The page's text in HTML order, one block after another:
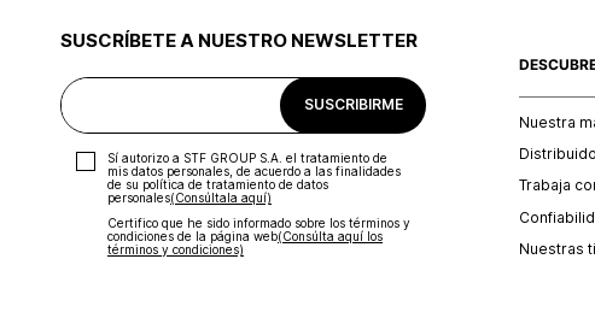
SUSCRÍBETE A NUESTRO NEWSLETTER
SUSCRIBIRME
Sí autorizo a STF GROUP S.A. el tratamiento de
mis datos personales, de acuerdo a las finalidades
de su política de tratamiento de datos
personales‎(Consúltala aquí)
Certifico que he sido informado sobre los términos y
condiciones de la página web‎(Consúlta aquí los
términos y condiciones)
Nuestra
Trabaja
Nuestras